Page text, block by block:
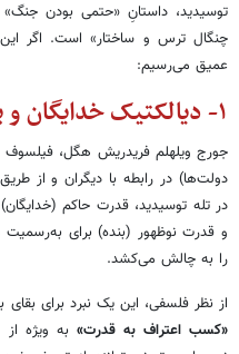
توسیدید، داستانِ «حتمی بودن
چنگال ترس و ساختار» است. اگر این
عمیق می‌رسیم:
۱- دیالکتیک خدایگان
جورج ویلهلم فریدریش هگل، فیلسوف
دولت‌ها) در رابطه با دیگران و از
در تله توسیدید، قدرت حاکم
و قدرت نوظهور (بنده) برای به‌رسمیت
را به چالش می‌کشد.
از نظر فلسفی، این یک نبرد برای بقای
«کسب اعتراف به قدرت» به ویژه